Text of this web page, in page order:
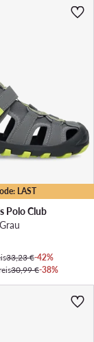
LAST
Polo Club
33,23 €-42%
30,99 €-38%